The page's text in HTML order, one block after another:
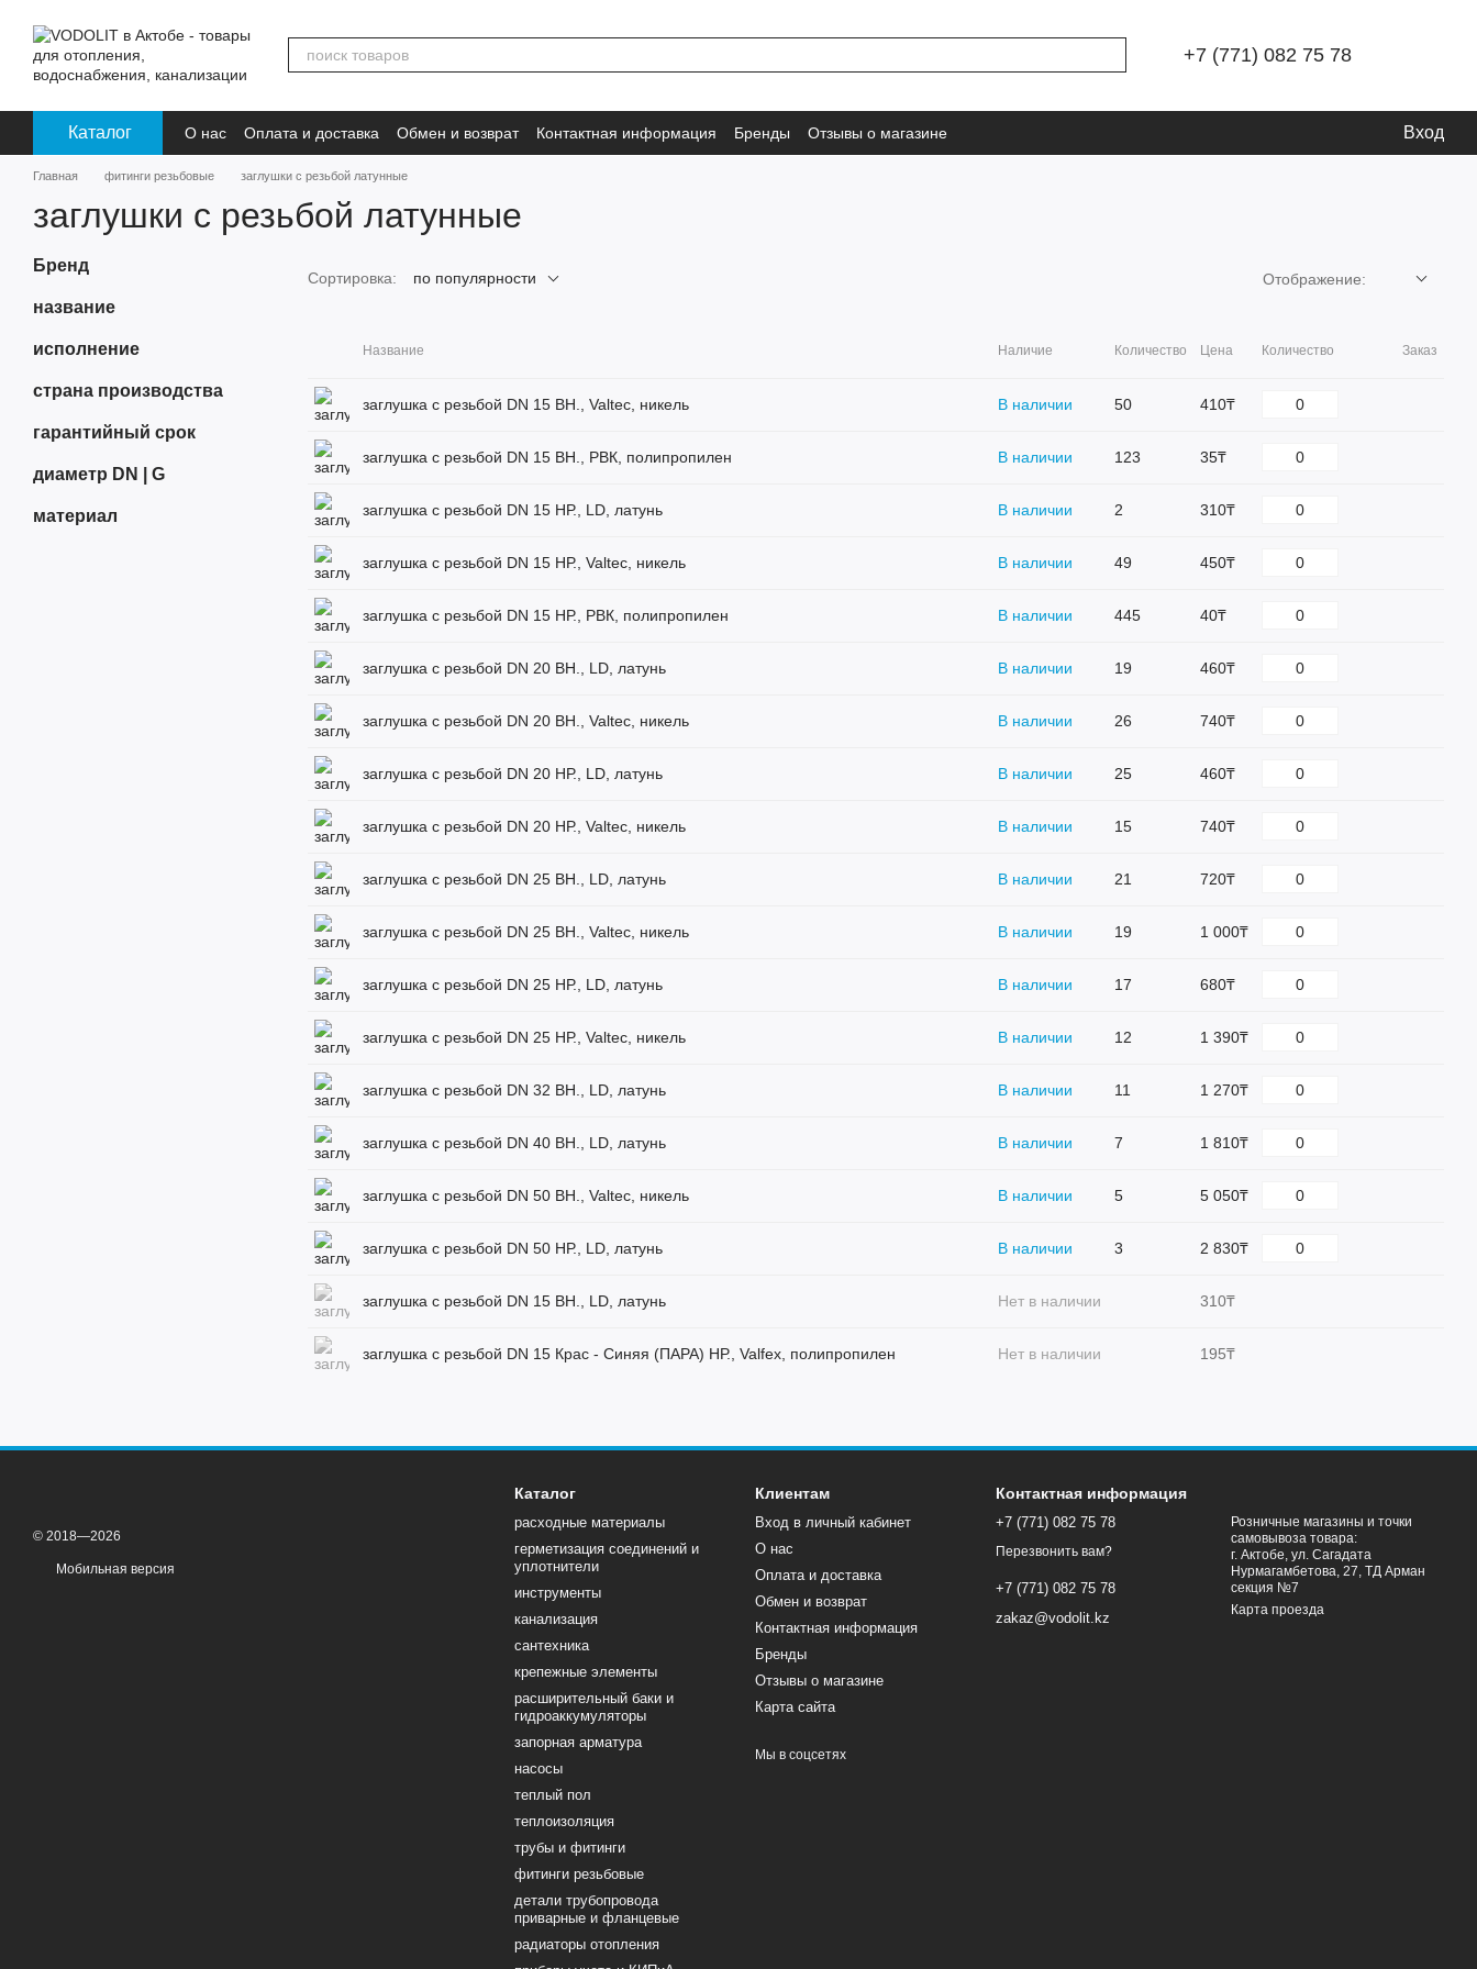
+7 (771) 082 75 78
Каталог О нас Оплата и доставка Обмен и возврат Контактная информация Бренды Отзывы о магазине Вход
Главная фитинги резьбовые заглушки с резьбой латунные
заглушки с резьбой латунные
Сортировка: по популярности Отображение:
Название Наличие Количество Цена Количество Заказ
заглушка с резьбой DN 15 ВН., Valtec, никель В наличии 50 410₸
заглушка с резьбой DN 15 ВН., РВК, полипропилен В наличии 123 35₸
заглушка с резьбой DN 15 НР., LD, латунь В наличии 2 310₸
заглушка с резьбой DN 15 НР., Valtec, никель В наличии 49 450₸
заглушка с резьбой DN 15 НР., РВК, полипропилен В наличии 445 40₸
заглушка с резьбой DN 20 ВН., LD, латунь В наличии 19 460₸
заглушка с резьбой DN 20 ВН., Valtec, никель В наличии 26 740₸
заглушка с резьбой DN 20 НР., LD, латунь В наличии 25 460₸
заглушка с резьбой DN 20 НР., Valtec, никель В наличии 15 740₸
заглушка с резьбой DN 25 ВН., LD, латунь В наличии 21 720₸
заглушка с резьбой DN 25 ВН., Valtec, никель В наличии 19 1 000₸
заглушка с резьбой DN 25 НР., LD, латунь В наличии 17 680₸
заглушка с резьбой DN 25 НР., Valtec, никель В наличии 12 1 390₸
заглушка с резьбой DN 32 ВН., LD, латунь В наличии 11 1 270₸
заглушка с резьбой DN 40 ВН., LD, латунь В наличии 7 1 810₸
заглушка с резьбой DN 50 ВН., Valtec, никель В наличии 5 5 050₸
заглушка с резьбой DN 50 НР., LD, латунь В наличии 3 2 830₸
заглушка с резьбой DN 15 ВН., LD, латунь Нет в наличии 310₸
заглушка с резьбой DN 15 Крас - Синяя (ПАРА) НР., Valfex, полипропилен Нет в наличии 195₸
Бренд
название
исполнение
страна производства
гарантийный срок
диаметр DN | G
материал
© 2018—2026
Мобильная версия
Каталог
расходные материалы
герметизация соединений и
уплотнители
инструменты
канализация
сантехника
крепежные элементы
расширительный баки и
гидроаккумуляторы
запорная арматура
насосы
теплый пол
теплоизоляция
трубы и фитинги
фитинги резьбовые
детали трубопровода
приварные и фланцевые
радиаторы отопления
Клиентам
Вход в личный кабинет
О нас
Оплата и доставка
Обмен и возврат
Контактная информация
Бренды
Отзывы о магазине
Карта сайта
Мы в соцсетях
Контактная информация
+7 (771) 082 75 78
Перезвонить вам?
+7 (771) 082 75 78
zakaz@vodolit.kz
Розничные магазины и точки
самовывоза товара:
г. Актобе, ул. Сагадата
Нурмагамбетова, 27, ТД Арман
секция №7
Карта проезда